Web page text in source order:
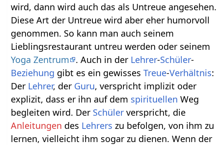
wird, dann wird auch das als Untreue angesehen.
Diese Art der Untreue wird aber eher humorvoll
genommen. So kann man auch seinem
Lieblingsrestaurant untreu werden oder seinem
Yoga Zentrum
. Auch in der Lehrer-Schüler-
Beziehung gibt es ein gewissesTreue-Verhältnis:
Der Lehrer, der Guru, verspricht implizit oder
explizit, dass er ihn auf dem spirituellen Weg
begleiten wird. Der Schüler verspricht, die
Anleitungen des Lehrers zu befolgen, von ihm zu
lernen, vielleicht ihm sogar zu dienen. Wenn der